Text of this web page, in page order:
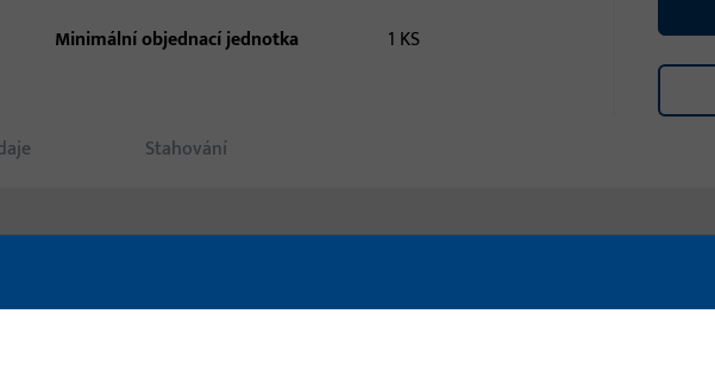
Minimální objednací jednotka
1 KS
Stahování